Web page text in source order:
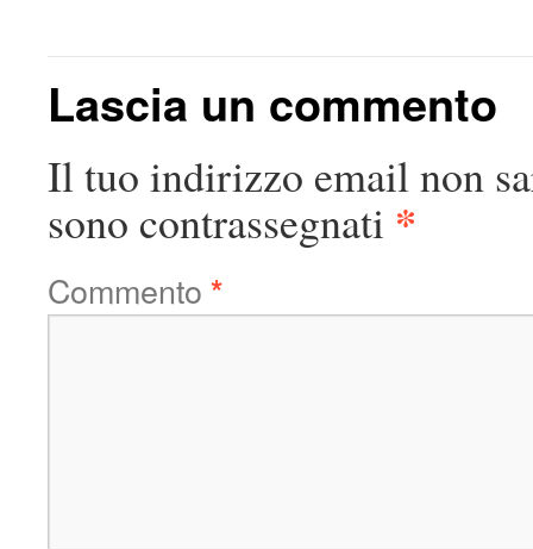
Lascia un commento
Il tuo indirizzo email non
sono contrassegnati *
Commento *